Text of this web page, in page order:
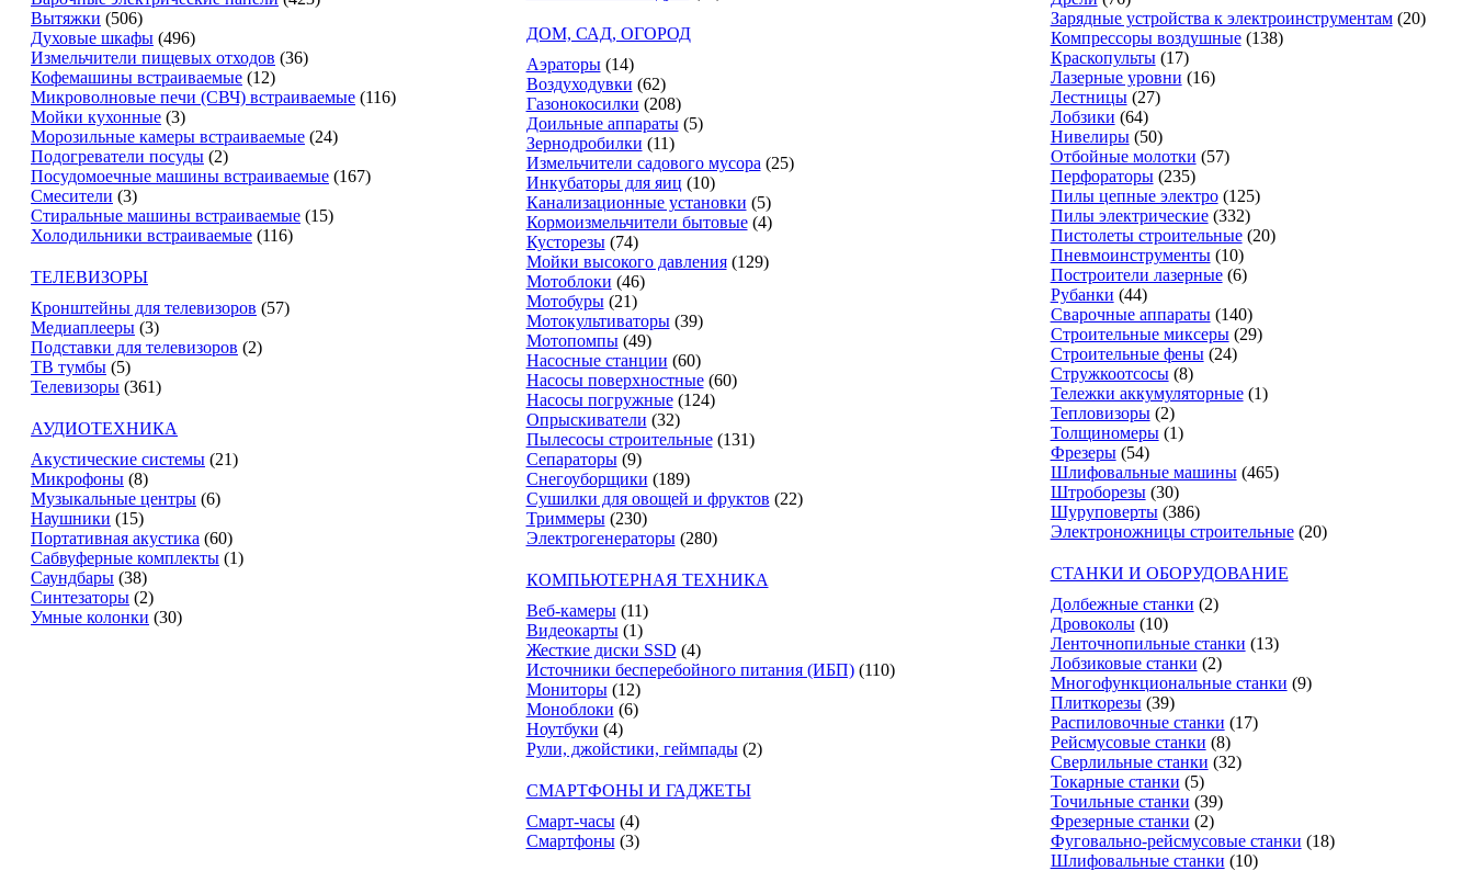
Вытяжки (506)
Духовые шкафы (496)
Измельчители пищевых отходов (36)
Кофемашины встраиваемые (12)
Микроволновые печи (СВЧ) встраиваемые (116)
Мойки кухонные (3)
Морозильные камеры встраиваемые (24)
Подогреватели посуды (2)
Посудомоечные машины встраиваемые (167)
Смесители (3)
Стиральные машины встраиваемые (15)
Холодильники встраиваемые (116)
ТЕЛЕВИЗОРЫ
Кронштейны для телевизоров (57)
Медиаплееры (3)
Подставки для телевизоров (2)
ТВ тумбы (5)
Телевизоры (361)
АУДИОТЕХНИКА
Акустические системы (21)
Микрофоны (8)
Музыкальные центры (6)
Наушники (15)
Портативная акустика (60)
Сабвуферные комплекты (1)
Саундбары (38)
Синтезаторы (2)
Умные колонки (30)
ДОМ, САД, ОГОРОД
Аэраторы (14)
Воздуходувки (62)
Газонокосилки (208)
Доильные аппараты (5)
Зернодробилки (11)
Измельчители садового мусора (25)
Инкубаторы для яиц (10)
Канализационные установки (5)
Кормоизмельчители бытовые (4)
Кусторезы (74)
Мойки высокого давления (129)
Мотоблоки (46)
Мотобуры (21)
Мотокультиваторы (39)
Мотопомпы (49)
Насосные станции (60)
Насосы поверхностные (60)
Насосы погружные (124)
Опрыскиватели (32)
Пылесосы строительные (131)
Сепараторы (9)
Снегоуборщики (189)
Сушилки для овощей и фруктов (22)
Триммеры (230)
Электрогенераторы (280)
КОМПЬЮТЕРНАЯ ТЕХНИКА
Веб-камеры (11)
Видеокарты (1)
Жесткие диски SSD (4)
Источники бесперебойного питания (ИБП) (110)
Мониторы (12)
Моноблоки (6)
Ноутбуки (4)
Рули, джойстики, геймпады (2)
СМАРТФОНЫ И ГАДЖЕТЫ
Смарт-часы (4)
Смартфоны (3)
Зарядные устройства к электроинструментам (20)
Компрессоры воздушные (138)
Краскопульты (17)
Лазерные уровни (16)
Лестницы (27)
Лобзики (64)
Нивелиры (50)
Отбойные молотки (57)
Перфораторы (235)
Пилы цепные электро (125)
Пилы электрические (332)
Пистолеты строительные (20)
Пневмоинструменты (10)
Построители лазерные (6)
Рубанки (44)
Сварочные аппараты (140)
Строительные миксеры (29)
Строительные фены (24)
Стружкоотсосы (8)
Тележки аккумуляторные (1)
Тепловизоры (2)
Толщиномеры (1)
Фрезеры (54)
Шлифовальные машины (465)
Штроборезы (30)
Шуруповерты (386)
Электроножницы строительные (20)
СТАНКИ И ОБОРУДОВАНИЕ
Долбежные станки (2)
Дровоколы (10)
Ленточнопильные станки (13)
Лобзиковые станки (2)
Многофункциональные станки (9)
Плиткорезы (39)
Распиловочные станки (17)
Рейсмусовые станки (8)
Сверлильные станки (32)
Токарные станки (5)
Точильные станки (39)
Фрезерные станки (2)
Фуговально-рейсмусовые станки (18)
Шлифовальные станки (10)